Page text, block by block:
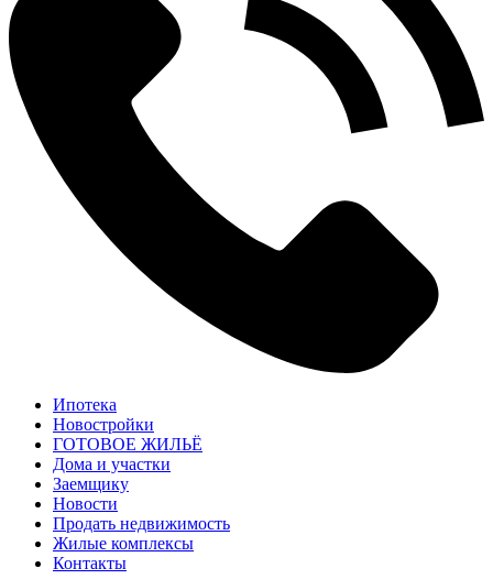
Ипотека
Новостройки
ГОТОВОЕ ЖИЛЬЁ
Дома и участки
Заемщику
Новости
Продать недвижимость
Жилые комплексы
Контакты